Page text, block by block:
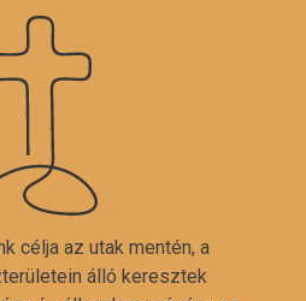
célja az utak mentén, a
álló keresztek